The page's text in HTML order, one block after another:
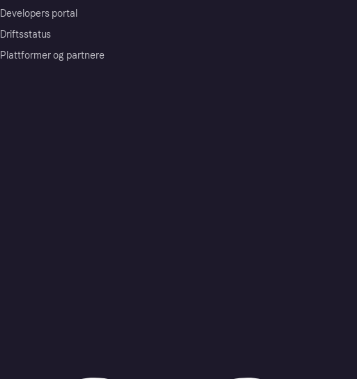
Developers portal
Driftsstatus
Plattformer og partnere